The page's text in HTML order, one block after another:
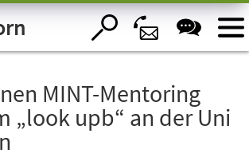
MINT-Mentoring
„look upb“ an der Uni